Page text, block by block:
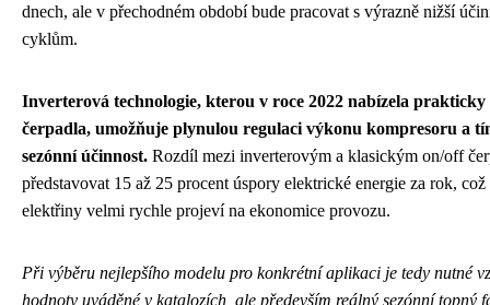
dnech, ale v přechodném období bude pracovat s výrazně nižší
cyklům.
Inverterová technologie, kterou v roce 2022 nabízela prakticky
čerpadla, umožňuje plynulou regulaci výkonu kompresoru a
sezónní účinnost. Rozdíl mezi inverterovým a klasickým on/off
představovat 15 až 25 procent úspory elektrické energie za rok,
elektřiny velmi rychle projeví na ekonomice provozu.
Při výběru nejlepšího modelu pro konkrétní aplikaci je tedy nutné
hodnoty uváděné v katalozích, ale především reálný sezónní topný